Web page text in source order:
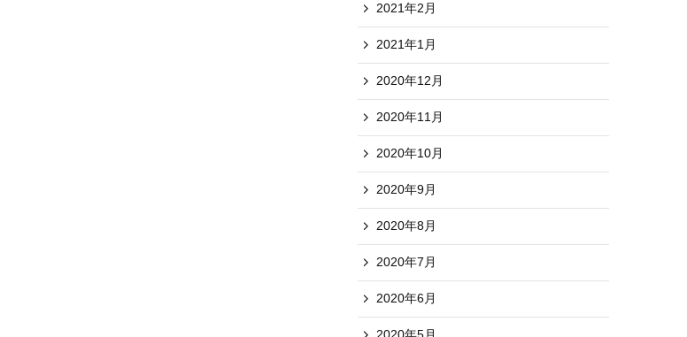
2021年2月
2021年1月
2020年12月
2020年11月
2020年10月
2020年9月
2020年8月
2020年7月
2020年6月